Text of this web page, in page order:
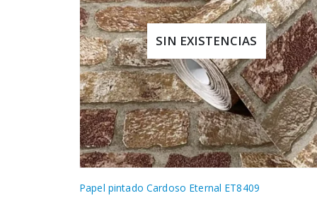
SIN EXISTENCIAS
Papel pintado Cardoso Eternal ET8409